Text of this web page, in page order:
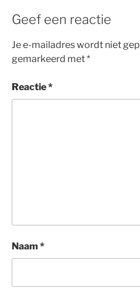
Geef een reactie
Je e-mailadres wordt niet
gemarkeerd met*
Reactie*
Naam *